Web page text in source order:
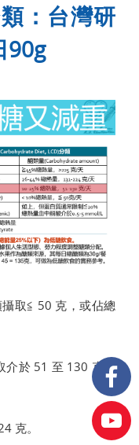
：台灣研
90g
取≦ 50 克，或佔總
介於 51 至 130 克，
克。